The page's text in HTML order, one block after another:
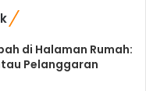
di Halaman Rumah:
Pelanggaran